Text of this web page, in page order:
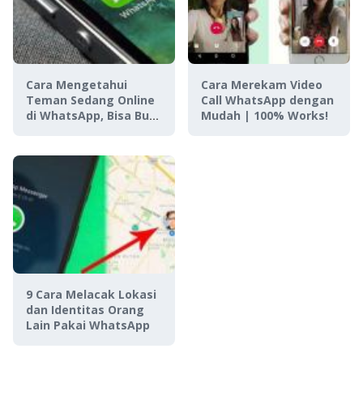
Cara Mengetahui
Teman Sedang Online
di WhatsApp, Bisa Buat
Cara Merekam Video
Call WhatsApp dengan
Mudah | 100% Works!
9 Cara Melacak Lokasi
dan Identitas Orang
Lain Pakai WhatsApp